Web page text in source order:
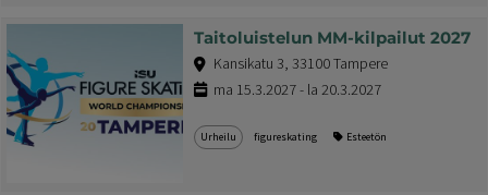
Taitoluistelun MM-kilpailut 2027
Kansikatu 3, 33100 Tampere
ma 15.3.2027 - la 20.3.2027
Urheilu figureskating Esteetön